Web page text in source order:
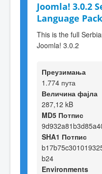
Joomla! 3.0.2
Language
This is the full
Joomla! 3.0.2
Преузимања
1.774 пута
Величина фајла
287,12 kB
MD5 Потпис
SHA1 Потпис
b24
Environments